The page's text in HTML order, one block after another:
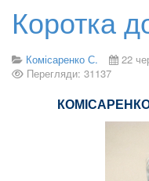
Коротка
Комісаренко С.
22
Перегляди: 31137